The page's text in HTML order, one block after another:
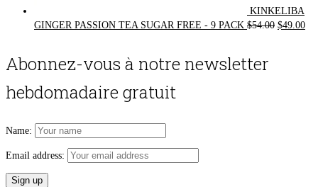
KINKELIBA
GINGER PASSION TEA SUGAR FREE - 9 PACK $54.00 Original
$49.00
Abonnez-vous à notre newsletter
hebdomadaire gratuit
Name:
Email address: